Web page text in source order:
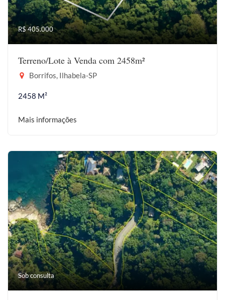
R$ 405.000
Terreno/Lote à Venda com 2458m²
Borrifos, Ilhabela-SP
2458 M²
Mais informações
Sob consulta